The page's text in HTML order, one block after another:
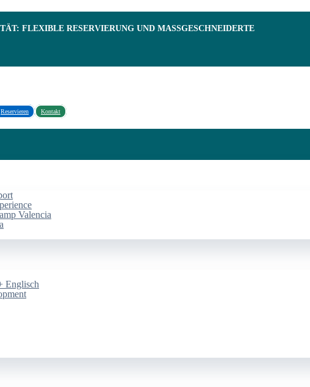
FLEXIBLE RESERVIERUNG UND MASSGESCHNEIDERTE F
Reservieren Kontakt
Valencia
Englisch